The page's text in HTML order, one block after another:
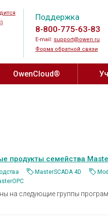
Поддержка
8-800-775-63-83
E-mail: support@owen.ru
Форма обратной связи
Преобразователи давления
Датчики уровня
OwenCloud®
продукты семейства
MasterSCADA 4D
на следующие группы